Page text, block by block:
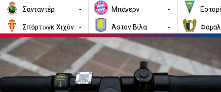
Σανταντέρ -
Σπόρτινγκ Χιχόν -
Μπάγερν -
Άστον Βίλα -